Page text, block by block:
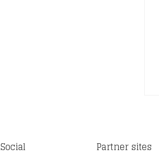
Social Partner sites